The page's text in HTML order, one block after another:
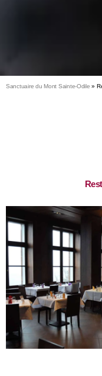
Sanctuaire du Mont Sainte-Odile »